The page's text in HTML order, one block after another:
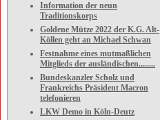
Information der neun
Traditionskorps
Goldene Mütze 2022 der K.G. Alt-
Köllen geht an Michael Schwan
Festnahme eines mutmaßlichen
Mitglieds der ausländischen........
Bundeskanzler Scholz und
Frankreichs Präsident Macron
telefonieren
LKW Demo in Köln-Deutz